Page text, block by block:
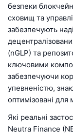
безпеки
сховищ та
забезпечують
(nGLP) та
ключовими
забезпечуючи
упевненістю,
оптимізовані для
Які реальні
Neutra Finance